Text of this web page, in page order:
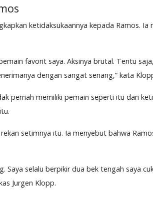
ketidaksukaannya kepada Ramos.
favorit saya. Aksinya brutal. Tentu
dengan sangat senang,” kata
pernah memiliki pemain seperti itu dan
setimnya itu. Ia menyebut bahwa
Saya selalu berpikir dua bek tengah saya
Jurgen Klopp.